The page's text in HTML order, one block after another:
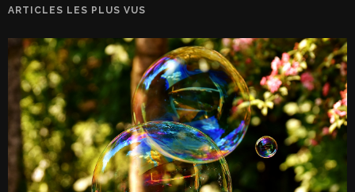
ARTICLES LES PLUS VUS